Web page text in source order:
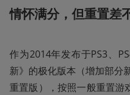
情怀满分，但重置差
作为2014年发布于PS3、
新》的极化版本（增加部分
重置版），按照一般重置游